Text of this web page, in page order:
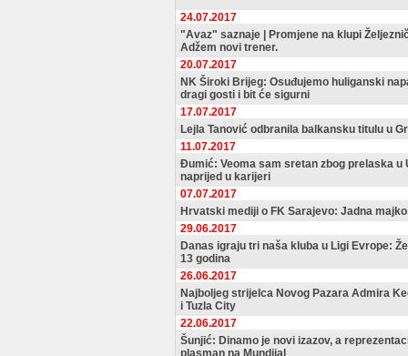
24.07.2017
"Avaz" saznaje | Promjene na klupi
Adžem novi trener.
20.07.2017
NK Široki Brijeg: Osuđujemo huliganski
dragi gosti i bit će sigurni
17.07.2017
Lejla Tanović odbranila balkansku titulu u
11.07.2017
Đumić: Veoma sam sretan zbog prelaska u
naprijed u karijeri
07.07.2017
Hrvatski mediji o FK Sarajevo: Jadna
29.06.2017
Danas igraju tri naša kluba u Ligi Evrope:
13 godina
26.06.2017
Najboljeg strijelca Novog Pazara Admira
i Tuzla City
22.06.2017
Šunjić: Dinamo je novi izazov, a
plasman na Mundijal